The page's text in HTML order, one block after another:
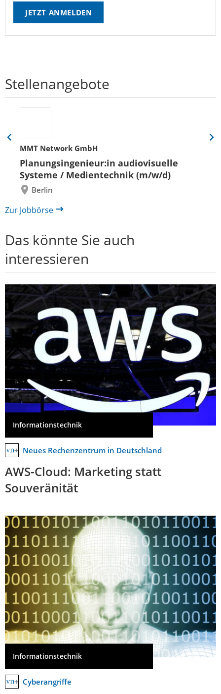
JETZT ANMELDEN
Stellenangebote
MMT Network GmbH
Planungsingenieur:in audiovisuelle
Systeme / Medientechnik (m/w/d)
Berlin
Eine
Folie
zurück
Eine
Zur Jobbörse
Das könnte Sie auch
interessieren
Informationstechnik
Neues Rechenzentrum in Deutschland
AWS-Cloud: Marketing statt
Souveränität
Informationstechnik
Cyberangriffe